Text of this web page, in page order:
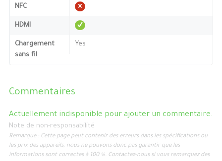
NFC
HDMI
Chargement
sans fil
Yes
Commentaires
Actuellement indisponible pour ajouter un commentaire.
Note de non-responsabilité
Remarque : Cette page peut contenir des erreurs dans les spécifications ou
les prix des appareils, nous ne pouvons donc pas garantir que les
informations sont correctes à 100 %. Contactez-nous si vous remarquez des